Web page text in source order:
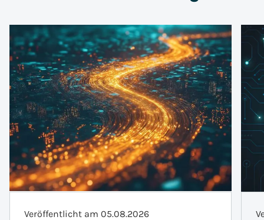
Veröffentlicht am 05.08.2026